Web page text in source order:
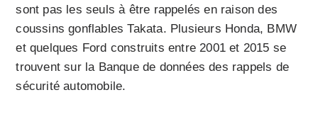
sont pas les seuls à être rappelés en raison des
coussins gonflables Takata. Plusieurs Honda, BMW
et quelques Ford construits entre 2001 et 2015 se
trouvent sur la Banque de données des rappels de
sécurité automobile.